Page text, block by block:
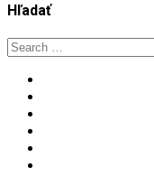
Hľadať
Search
for: